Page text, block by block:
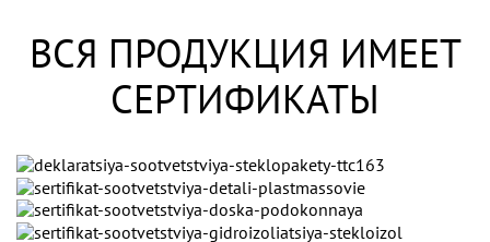
ВСЯ ПРОДУКЦИЯ ИМЕЕТ
СЕРТИФИКАТЫ